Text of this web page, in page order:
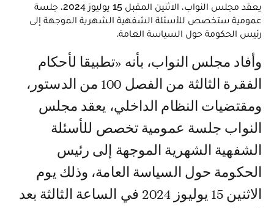
يعقد مجلس النواب، الاثنين المقبل 15 يوليوز 2024، جلسة
عمومية ستخصص للأسئلة الشفهية الشهرية الموجهة إلى
رئيس الحكومة حول السياسة العامة.
وأفاد مجلس النواب، بأنه «تطبيقا لأحكام
الفقرة الثالثة من الفصل 100 من الدستور،
ومقتضيات النظام الداخلي، يعقد مجلس
النواب جلسة عمومية تخصص للأسئلة
الشفهية الشهرية الموجهة إلى رئيس
الحكومة حول السياسة العامة، وذلك يوم
الاثنين 15 يوليوز 2024 في الساعة الثالثة بعد